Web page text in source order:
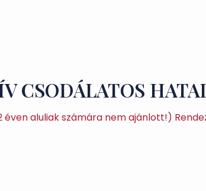
CSODÁLATOS
aluliak számára nem ajánlott!)